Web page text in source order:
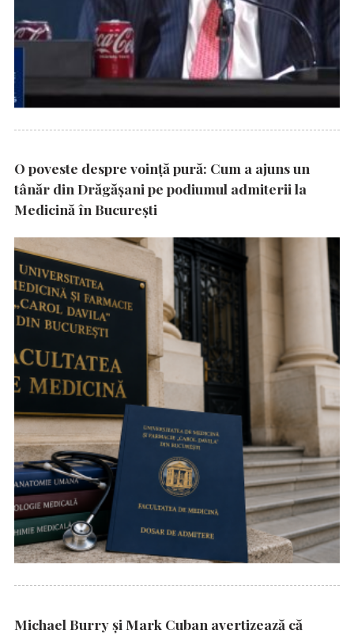
O poveste despre voință pură: Cum a ajuns un
tânăr din Drăgășani pe podiumul admiterii la
Medicină în București
Michael Burry și Mark Cuban avertizează că